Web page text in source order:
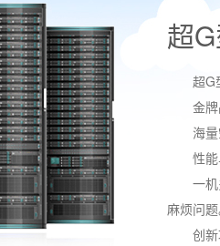
DNS管理器
备案中心
域名转入
SSL证书
企业
方案
决方案
域名
企业云办公解
决方案
企业沟通解决
方案
企业数字化解
决方案
企业邮箱常见
问题
企业邮箱
邮局解析
企业邮箱
企业邮箱
SSL证书
海外加速
Google优化&
推广
企业
方案
方案
网站
问题
企业上网解决方案
企业数字化解决方案
虚拟主机常见问题
AI扫描/修复
企业上网解决
方案
云服务器常见
问题
IPV6转换服务
如何购买
如何选择
云服务器
服务器网
企业上网解决
方案
企业云办公解
决方案
企业数字化解
决方案
什么是OA
OA有哪些
35OA有什
如何创建
怎么创建
ssITrus
DigiCert
GeoTrust
TrustAsia
证书选购
我的证书
百度搜索
Google优
化&推广
出海社媒
企业上网解决
方案
外贸数字营销
解决方案
什么是
要用CDN？
如何管理
如何查询
CDN流量
费？
超
超G
金
海
性
一
麻烦问
创